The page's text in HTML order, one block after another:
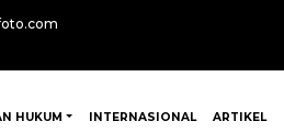
HUKUM INTERNASIONAL ARTIKEL